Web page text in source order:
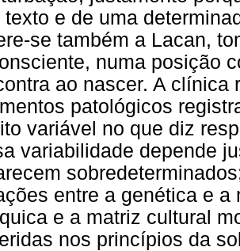
texto e de uma
se também a Lacan,
numa posição
ao nascer. A clínica
patológicos
variável no que diz
variabilidade depende
entre a genética e
e a matriz cultural
nos princípios da